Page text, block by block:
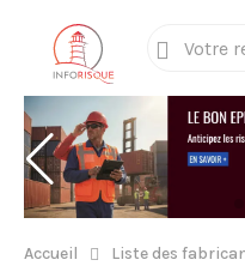
Accueil Liste des